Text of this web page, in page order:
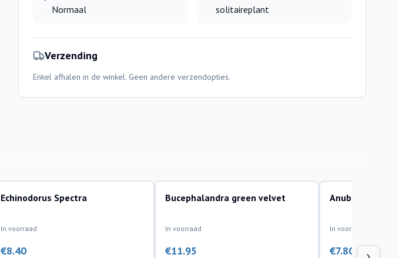
Normaal solitaireplant
Verzending
Enkel afhalen in de winkel. Geen andere verzendopties.
aquariumplanten
Echinodorus Spectra
In voorraad
€8.40
aquariumplanten
Bucephalandra green velvet
In voorraad
€11.95
aquariumplanten
Anubias Nana
In voorraad
€7.80